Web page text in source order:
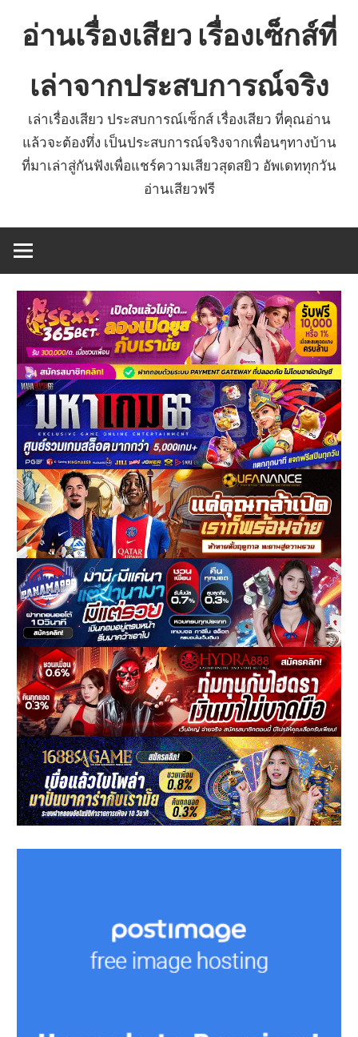
อ่านเรื่องเสียว เรื่องเซ็กส์ที่
เล่าจากประสบการณ์จริง
เล่าเรื่องเสียว ประสบการณ์เซ็กส์ เรื่องเสียว ที่คุณอ่าน
แล้วจะต้องทึ่ง เป็นประสบการณ์จริงจากเพื่อนๆทางบ้าน
ที่มาเล่าสู่กันฟังเพื่อแชร์ความเสียวสุดสยิว อัพเดททุกวัน
อ่านเสียวฟรี